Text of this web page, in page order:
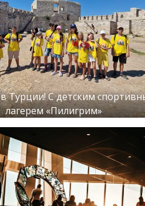
Турции! С детским
лагерем «Пилигрим»